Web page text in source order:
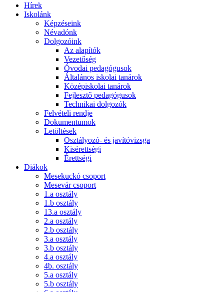
Hírek
Iskolánk
Képzéseink
Névadónk
Dolgozóink
Az alapítók
Vezetőség
Óvodai pedagógusok
Általános iskolai tanárok
Középiskolai tanárok
Fejlesztő pedagógusok
Technikai dolgozók
Felvételi rendje
Dokumentumok
Letöltések
Osztályozó- és javítóvizsga
Kisérettségi
Érettségi
Diákok
Mesekuckó csoport
Mesevár csoport
1.a osztály
1.b osztály
13.a osztály
2.a osztály
2.b osztály
3.a osztály
3.b osztály
4.a osztály
4b. osztály
5.a osztály
5.b osztály